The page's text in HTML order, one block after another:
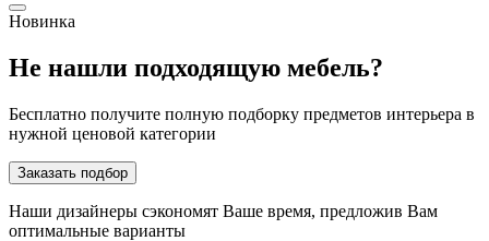
Новинка
Не нашли подходящую мебель?
Бесплатно получите полную подборку предметов интерьера в
нужной ценовой категории
Заказать подбор
Наши дизайнеры сэкономят Ваше время, предложив Вам
оптимальные варианты